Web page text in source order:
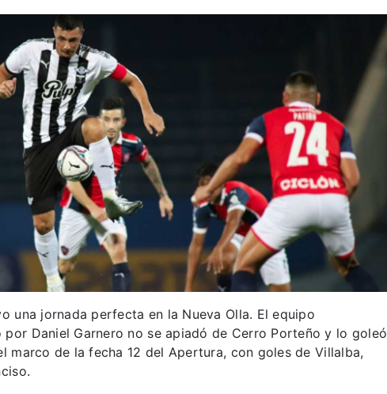
una jornada perfecta en la Nueva Olla. El equipo
por Daniel Garnero no se apiadó de Cerro Porteño y lo goleó
marco de la fecha 12 del Apertura, con goles de Villalba,